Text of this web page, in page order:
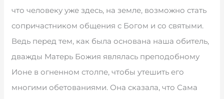
что человеку уже здесь, на земле, возможно стать
сопричастником общения с Богом и со святыми.
Ведь перед тем, как была основана наша обитель,
дважды Матерь Божия являлась преподобному
Ионе в огненном столпе, чтобы утешить его
многими обетованиями. Она сказала, что Сама